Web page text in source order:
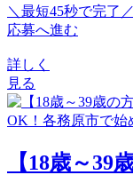
＼最短45秒で完了／
応募へ進む
詳しく
見る
【18歳～39